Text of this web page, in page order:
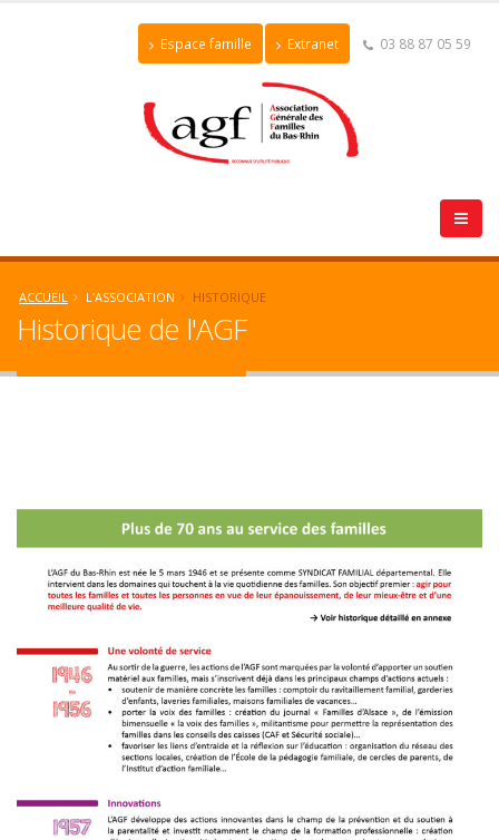
Espace famille Extranet 03 88 87 05 59
ACCUEIL L’ASSOCIATION HISTORIQUE
Historique de l'AGF